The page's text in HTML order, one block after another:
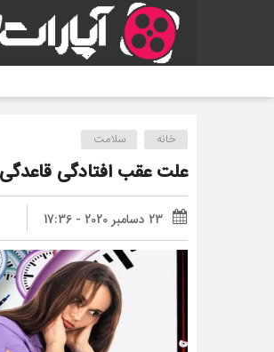
خانه سلامت
علت عقب افتادگی
23 دسامبر 2020 - 17:36